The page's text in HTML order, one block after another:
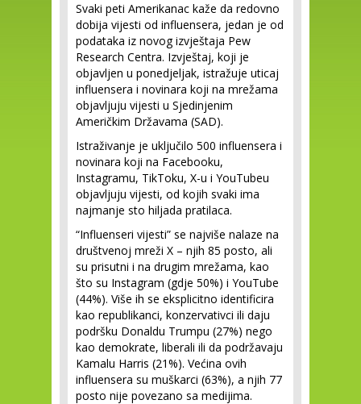
Svaki peti Amerikanac kaže da redovno
dobija vijesti od influensera, jedan je od
podataka iz novog izvještaja Pew
Research Centra. Izvještaj, koji je
objavljen u ponedjeljak, istražuje uticaj
influensera i novinara koji na mrežama
objavljuju vijesti u Sjedinjenim
Američkim Državama (SAD).
Istraživanje je uključilo 500 influensera i
novinara koji na Facebooku,
Instagramu, TikToku, X-u i YouTubeu
objavljuju vijesti, od kojih svaki ima
najmanje sto hiljada pratilaca.
“Influenseri vijesti” se najviše nalaze na
društvenoj mreži X – njih 85 posto, ali
su prisutni i na drugim mrežama, kao
što su Instagram (gdje 50%) i YouTube
(44%). Više ih se eksplicitno identificira
kao republikanci, konzervativci ili daju
podršku Donaldu Trumpu (27%) nego
kao demokrate, liberali ili da podržavaju
Kamalu Harris (21%). Većina ovih
influensera su muškarci (63%), a njih 77
posto nije povezano sa medijima.